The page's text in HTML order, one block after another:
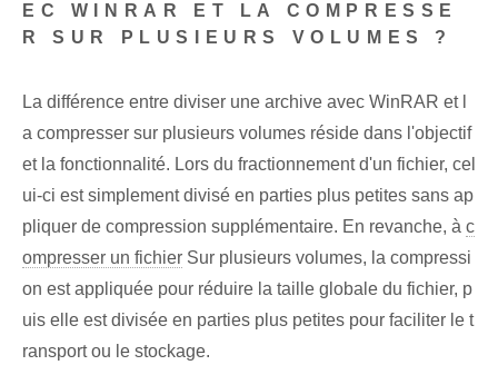
EC WINRAR ET LA COMPRESSE
R SUR PLUSIEURS VOLUMES ?
La différence entre diviser une archive avec WinRAR et l
a compresser sur plusieurs volumes réside dans l'objectif
et la fonctionnalité. Lors du fractionnement d'un fichier, cel
ui-ci est simplement divisé en parties plus petites sans ap
pliquer de compression supplémentaire. En revanche, à c
ompresser un fichier Sur plusieurs volumes, la compressi
on est appliquée pour réduire la taille globale du fichier, p
uis elle est divisée en parties plus petites pour faciliter le t
ransport ou le stockage.